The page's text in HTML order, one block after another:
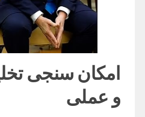
امکان سنجی
و عملی